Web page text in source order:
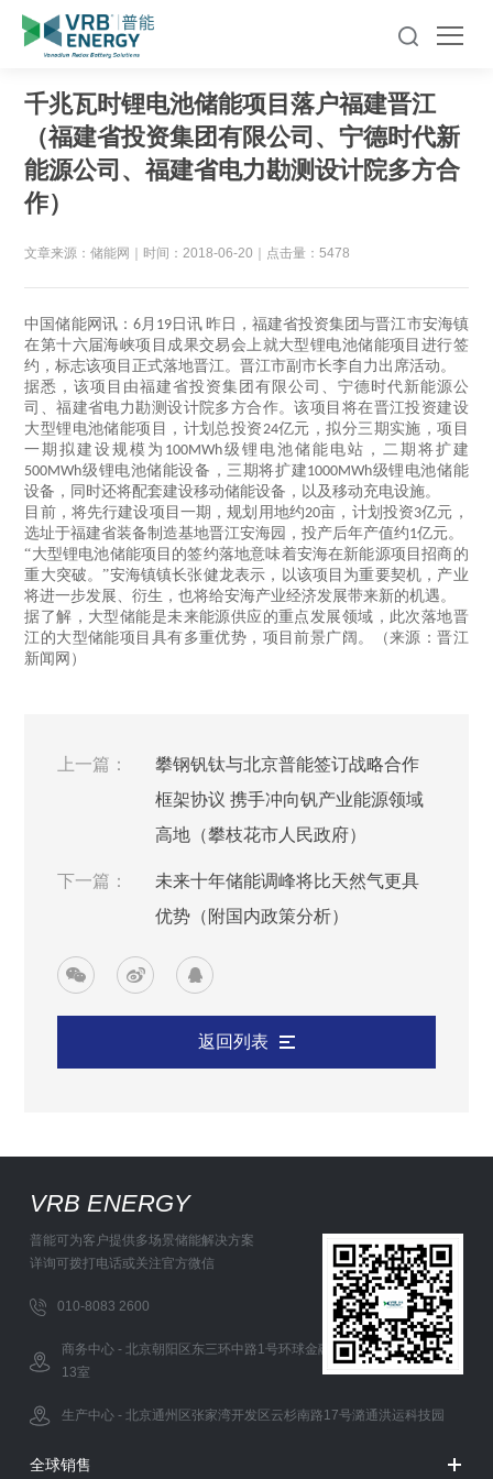
千兆瓦时锂电池储能项目落户福建晋江
（福建省投资集团有限公司、宁德时代新
能源公司、福建省电力勘测设计院多方合
作）
文章来源：储能网 时间：2018-06-20 点击量：5478
中国储能网讯： 6月 19日讯 昨日，福建省投资集团与晋江市安海镇
在第十六届海峡项目成果交易会上就大型锂电池储能项目进行签
约，标志该项目正式落地晋江。晋江市副市长李自力出席活动。
据悉，该项目由福建省投资集团有限公司、宁德时代新能源公
司、福建省电力勘测设计院多方合作。该项目将在晋江投资建设
大型锂电池储能项目，计划总投资24亿元，拟分三期实施，项目
一期拟建设规模为 100MWh级锂电池储能电站，二期将扩建
500MWh级锂电池储能设备，三期将扩建1000MWh级锂电池储能
设备，同时还将配套建设移动储能设备，以及移动充电设施。
目前，将先行建设项目一期，规划用地约20亩，计划投资3亿元，
选址于福建省装备制造基地晋江安海园，投产后年产值约1亿元。
“大型锂电池储能项目的签约落地意味着安海在新能源项目招商的
重大突破。”安海镇镇长张健龙表示，以该项目为重要契机，产业
将进一步发展、衍生，也将给安海产业经济发展带来新的机遇。
据了解，大型储能是未来能源供应的重点发展领域，此次落地晋
江的大型储能项目具有多重优势，项目前景广阔。（来源：晋江
新闻网）
上一篇：
攀钢钒钛与北京普能签订战略合作
框架协议 携手冲向钒产业能源领域
高地（攀枝花市人民政府）
下一篇：
未来十年储能调峰将比天然气更具
优势（附国内政策分析）
返回列表
VRB ENERGY
普能可为客户提供多场景储能解决方案
详询可拨打电话或关注官方微信
010-8083 2600
商务中心 - 北京朝阳区东三环中路1号环球金融中心办公西塔5层12-
13室
生产中心 - 北京通州区张家湾开发区云杉南路17号潞通洪运科技园
全球销售